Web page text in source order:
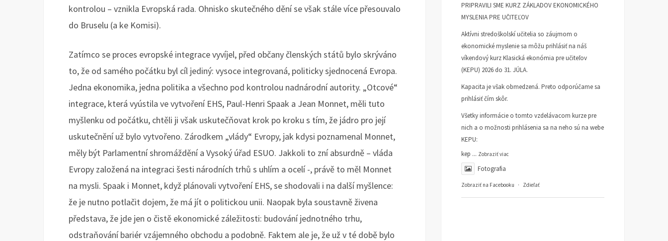
kontrolou – vznikla Evropská rada. Ohnisko skutečného dění se však stále více přesouvalo
do Bruselu (a ke Komisi).
Zatímco se proces evropské integrace vyvíjel, před občany členských států bylo skrýváno
to, že od samého počátku byl cíl jediný: vysoce integrovaná, politicky sjednocená Evropa.
Jedna ekonomika, jedna politika a všechno pod kontrolou nadnárodní autority. „Otcové“
integrace, která vyústila ve vytvoření EHS, Paul-Henri Spaak a Jean Monnet, měli tuto
myšlenku od počátku, chtěli ji však uskutečňovat krok po kroku s tím, že jádro pro její
uskutečnění už bylo vytvořeno. Zárodkem „vlády“ Evropy, jak kdysi poznamenal Monnet,
měly být Parlamentní shromáždění a Vysoký úřad ESUO. Jakkoli to zní absurdně – vláda
Evropy založená na integraci šesti národních trhů s uhlím a ocelí -, právě to měl Monnet
na mysli. Spaak i Monnet, když plánovali vytvoření EHS, se shodovali i na další myšlence:
že je nutno potlačit dojem, že má jít o politickou unii. Naopak byla soustavně živena
představa, že jde jen o čistě ekonomické záležitosti: budování jednotného trhu,
odstraňování bariér vzájemného obchodu a podobně. Faktem ale je, že už v té době bylo
PRIPRAVILI SME KURZ ZÁKLADOV EKONOMICKÉHO
MYSLENIA PRE UČITEĽOV
Aktívni stredoškolskí učitelia so záujmom o
ekonomické myslenie sa môžu prihlásiť na náš
víkendový kurz Klasická ekonómia pre učiteľov
(KEPU) 2026 do 31. JÚLA.
Kapacita je však obmedzená. Preto odporúčame sa
prihlásiť čím skôr.
Všetky informácie o tomto vzdelávacom kurze pre
nich a o možnosti prihlásenia sa na neho sú na webe
KEPU:
kep ... Zobraziť viac
Fotografia
Zobraziť na Facebooku · Zdieľať